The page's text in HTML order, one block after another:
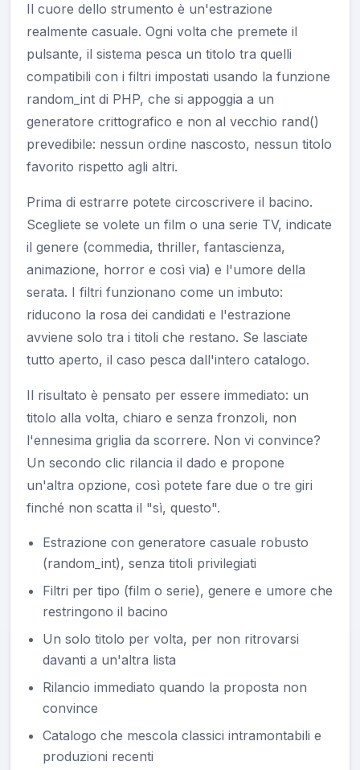
Il cuore dello strumento è un'estrazione
realmente casuale. Ogni volta che premete il
pulsante, il sistema pesca un titolo tra quelli
compatibili con i filtri impostati usando la funzione
random_int di PHP, che si appoggia a un
generatore crittografico e non al vecchio rand()
prevedibile: nessun ordine nascosto, nessun titolo
favorito rispetto agli altri.
Prima di estrarre potete circoscrivere il bacino.
Scegliete se volete un film o una serie TV, indicate
il genere (commedia, thriller, fantascienza,
animazione, horror e così via) e l'umore della
serata. I filtri funzionano come un imbuto:
riducono la rosa dei candidati e l'estrazione
avviene solo tra i titoli che restano. Se lasciate
tutto aperto, il caso pesca dall'intero catalogo.
Il risultato è pensato per essere immediato: un
titolo alla volta, chiaro e senza fronzoli, non
l'ennesima griglia da scorrere. Non vi convince?
Un secondo clic rilancia il dado e propone
un'altra opzione, così potete fare due o tre giri
finché non scatta il "sì, questo".
Estrazione con generatore casuale robusto
(random_int), senza titoli privilegiati
Filtri per tipo (film o serie), genere e umore che
restringono il bacino
Un solo titolo per volta, per non ritrovarsi
davanti a un'altra lista
Rilancio immediato quando la proposta non
convince
Catalogo che mescola classici intramontabili e
produzioni recenti